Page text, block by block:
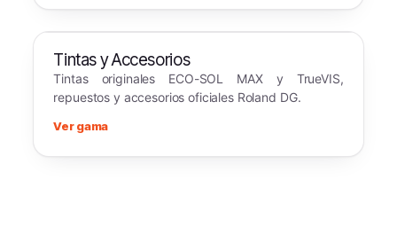
Tintas y Accesorios
Tintas originales ECO-SOL MAX y TrueVIS,
repuestos y accesorios oficiales Roland DG.
Ver gama